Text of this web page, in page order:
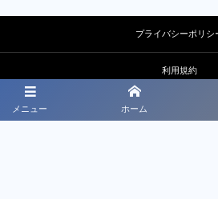
メニュー ホーム
プライバシーポリシ
利用規約
特定商取引法に基づく